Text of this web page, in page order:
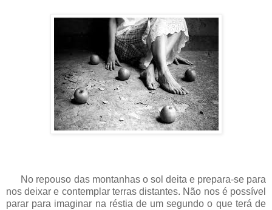
No repouso das montanhas o sol deita e prepara-se para
nos deixar e contemplar terras distantes. Não nos é possível
parar para imaginar na réstia de um segundo o que terá de